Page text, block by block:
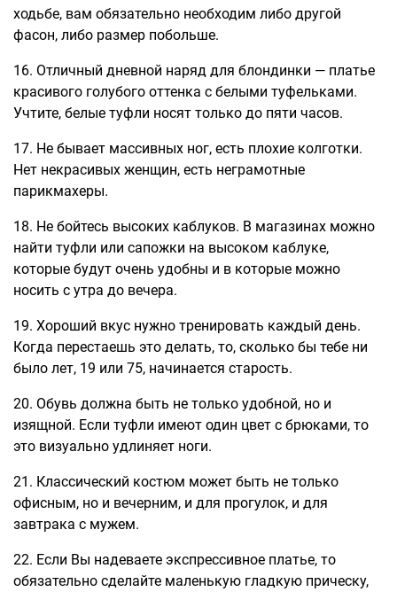
ходьбе, вам обязательно необходим либо другой
фасон, либо размер побольше.
16. Отличный дневной наряд для блондинки — платье
красивого голубого оттенка с белыми туфельками.
Учтите, белые туфли носят только до пяти часов.
17. Не бывает массивных ног, есть плохие колготки.
Нет некрасивых женщин, есть неграмотные
парикмахеры.
18. Не бойтесь высоких каблуков. В магазинах можно
найти туфли или сапожки на высоком каблуке,
которые будут очень удобны и в которые можно
носить с утра до вечера.
19. Хороший вкус нужно тренировать каждый день.
Когда перестаешь это делать, то, сколько бы тебе ни
было лет, 19 или 75, начинается старость.
20. Обувь должна быть не только удобной, но и
изящной. Если туфли имеют один цвет с брюками, то
это визуально удлиняет ноги.
21. Классический костюм может быть не только
офисным, но и вечерним, и для прогулок, и для
завтрака с мужем.
22. Если Вы надеваете экспрессивное платье, то
обязательно сделайте маленькую гладкую прическу,